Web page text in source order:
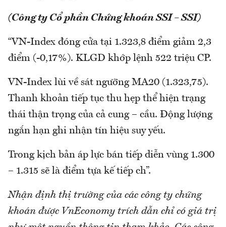
(Công ty Cổ phần Chứng khoán SSI – SSI)
“VN-Index đóng cửa tại 1.323,8 điểm giảm 2,3
điểm (-0,17%). KLGD khớp lệnh 522 triệu CP.
VN-Index lùi về sát ngưỡng MA20 (1.323,75).
Thanh khoản tiếp tục thu hẹp thể hiện trạng
thái thận trọng của cả cung – cầu. Động lượng
ngắn hạn ghi nhận tín hiệu suy yếu.
Trong kịch bản áp lực bán tiếp diễn vùng 1.300
– 1.315 sẽ là điểm tựa kế tiếp ch”.
Nhận định thị trường của các công ty chứng
khoán được VnEconomy trích dẫn chỉ có giá trị